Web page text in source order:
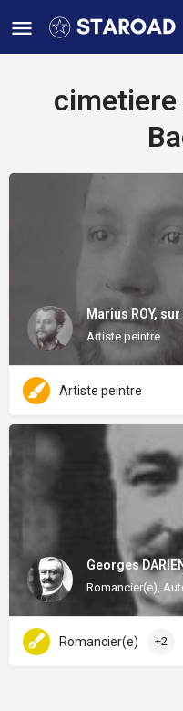
cimetiere
Marius ROY,
Artiste peintre
Artiste peintre
Georges
Romancier(e),
Romancier(e) +2